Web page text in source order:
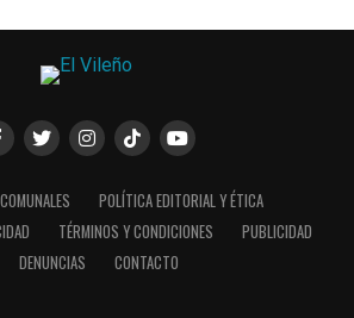
POLÍTICA EDITORIAL Y ÉTICA
TÉRMINOS Y CONDICIONES
PUBLICIDAD
DENUNCIAS
CONTACTO